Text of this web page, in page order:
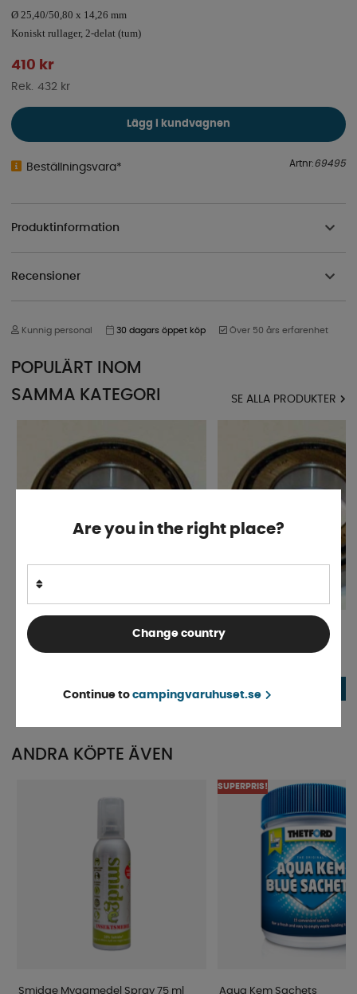
Ø 25,40/50,80 x 14,26 mm
Koniskt rullager, 2-delat (tum)
410 kr
432 kr
Lägg i kundvagnen
Beställningsvara* Artnr:69495
Produktinformation
Recensioner
Kunnig personal 30 dagars öppet köp Över 50 års erfarenhet
POPULÄRT INOM
SAMMA KATEGORI
SE ALLA PRODUKTER
Hjullager 30206
KÖP!
Hjullager 32005
138 kr
ANDRA KÖPTE ÄVEN
Smidge Myggmedel Spray 75 ml
SUPERPRIS!
Aqua Kem Sachets
Are you in the right place?
Change country
Continue to campingvaruhuset.se